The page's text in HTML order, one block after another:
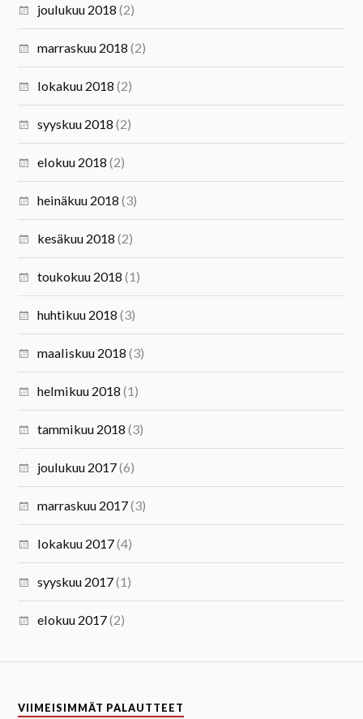
joulukuu 2018 (2)
marraskuu 2018 (2)
lokakuu 2018 (2)
syyskuu 2018 (2)
elokuu 2018 (2)
heinäkuu 2018 (3)
kesäkuu 2018 (2)
toukokuu 2018 (1)
huhtikuu 2018 (3)
maaliskuu 2018 (3)
helmikuu 2018 (1)
tammikuu 2018 (3)
joulukuu 2017(6)
marraskuu 2017(3)
lokakuu 2017(4)
syyskuu 2017(1)
elokuu 2017(2)
VIIMEISIMMÄT PALAUTTEET